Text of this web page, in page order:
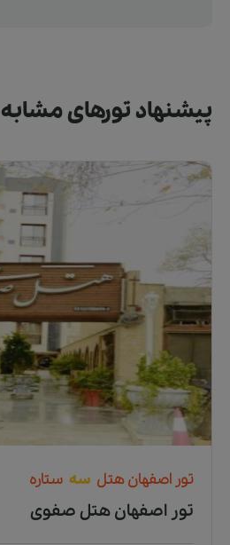
پیشنهاد تورهای مشابه
تور اصفهانهتل سه ستاره
تور اصفهان هتل صفوی